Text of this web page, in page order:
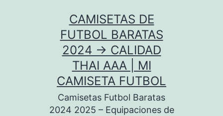
CAMISETAS DE
FUTBOL BARATAS
2024 → CALIDAD
THAI AAA | MI
CAMISETA FUTBOL
Camisetas Futbol Baratas
2024 2025 – Equipaciones de